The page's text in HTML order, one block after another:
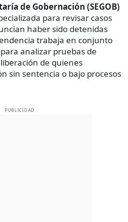
de Gobernación (SEGOB)
para revisar casos
haber sido detenidas
trabaja en conjunto
para analizar pruebas de
de quienes
sin sentencia o bajo procesos
PUBLICIDAD